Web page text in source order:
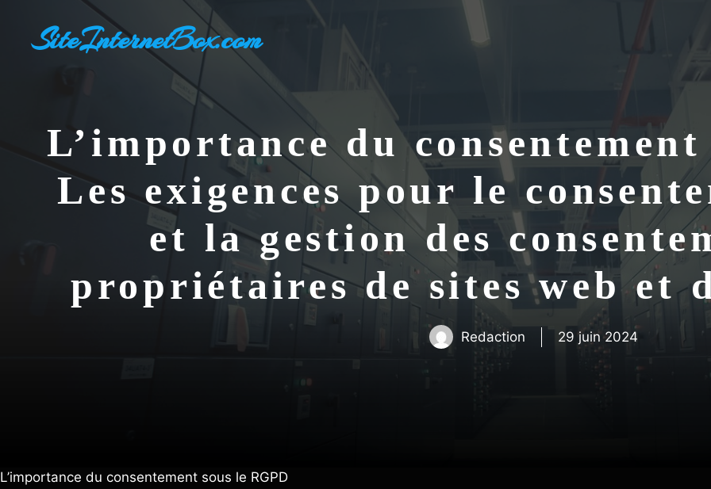
contenuSiteInternetBox.com
L’importance du
Les exigences pour le
et la gestion des
propriétaires de sites web et
Redaction 29 juin 2024
L’importance du consentement sous le RGPD